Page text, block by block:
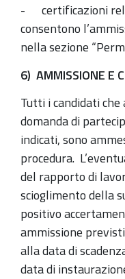
- certificazioni
consentono
nella sezione
6) AMMISSIONE E
Tutti i candidati
domanda di
indicati, sono
procedura.
del rapporto di
scioglimento della
positivo
ammissione
alla data di
data di